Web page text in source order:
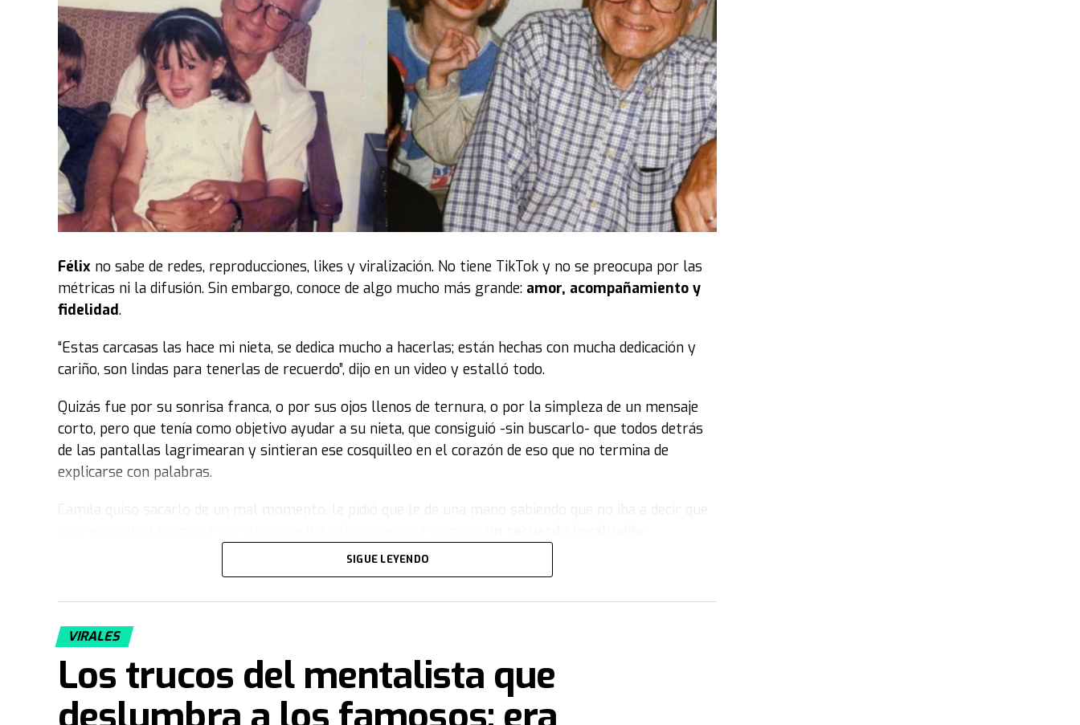
Félix no sabe de redes, reproducciones, likes y viralización. No tiene TikTok y no se preocupa por las
métricas ni la difusión. Sin embargo, conoce de algo mucho más grande: amor, acompañamiento y
fidelidad.
“Estas carcasas las hace mi nieta, se dedica mucho a hacerlas; están hechas con mucha dedicación y
cariño, son lindas para tenerlas de recuerdo”, dijo en un video y estalló todo.
Quizás fue por su sonrisa franca, o por sus ojos llenos de ternura, o por la simpleza de un mensaje
corto, pero que tenía como objetivo ayudar a su nieta, que consiguió -sin buscarlo- que todos detrás
de las pantallas lagrimearan y sintieran ese cosquilleo en el corazón de eso que no termina de
explicarse con palabras.
La historia de Félix y Camila
Cuando volvía del colegio, los fines de semana y escapando de los retos y obligaciones de papá y
mamá, como muchos, Cami encontró siempre su refugio en la casa de los abuelos
sus primeros pasos hasta las decisiones más importantes, ellos siempre estuvieron y él, de alguna
manera, no solo se convirtió en su cómplice y su confidente, sino también en su
Félix espediatraen Villa María, Córdoba. Hasta hace tres años, cuando tenía 90, todavía seguía
SIGUE LEYENDO
VIRALES
Los trucos del mentalista que